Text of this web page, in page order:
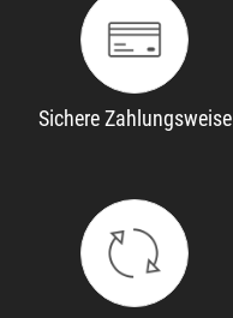
Sichere Zahlungsweise